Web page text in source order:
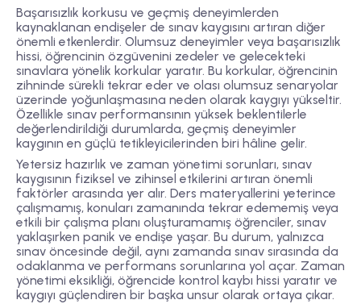
Başarısızlık korkusu ve geçmiş deneyimlerden
kaynaklanan endişeler de sınav kaygısını artıran diğer
önemli etkenlerdir. Olumsuz deneyimler veya başarısızlık
hissi, öğrencinin özgüvenini zedeler ve gelecekteki
sınavlara yönelik korkular yaratır. Bu korkular, öğrencinin
zihninde sürekli tekrar eder ve olası olumsuz senaryolar
üzerinde yoğunlaşmasına neden olarak kaygıyı yükseltir.
Özellikle sınav performansının yüksek beklentilerle
değerlendirildiği durumlarda, geçmiş deneyimler
kaygının en güçlü tetikleyicilerinden biri hâline gelir.
Yetersiz hazırlık ve zaman yönetimi sorunları, sınav
kaygısının fiziksel ve zihinsel etkilerini artıran önemli
faktörler arasında yer alır. Ders materyallerini yeterince
çalışmamış, konuları zamanında tekrar edememiş veya
etkili bir çalışma planı oluşturamamış öğrenciler, sınav
yaklaşırken panik ve endişe yaşar. Bu durum, yalnızca
sınav öncesinde değil, aynı zamanda sınav sırasında da
odaklanma ve performans sorunlarına yol açar. Zaman
yönetimi eksikliği, öğrencide kontrol kaybı hissi yaratır ve
kaygıyı güçlendiren bir başka unsur olarak ortaya çıkar.